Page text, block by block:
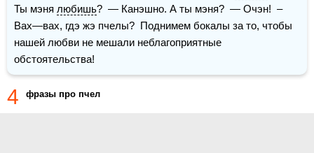
Ты мэня любишь?  — Канэшно. А ты мэня?  — Очэн!  –
Вах—вах, гдэ жэ пчелы?  Поднимем бокалы за то, чтобы
нашей любви не мешали неблагоприятные
обстоятельства!
4 фразы про пчел